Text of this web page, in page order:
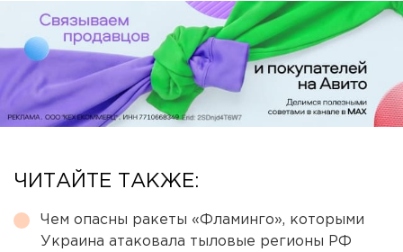
ЧИТАЙТЕ ТАКЖЕ:
Чем опасны ракеты «Фламинго», которыми
Украина атаковала тыловые регионы РФ